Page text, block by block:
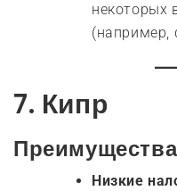
некоторых
(например,
7. Кипр
Низкие